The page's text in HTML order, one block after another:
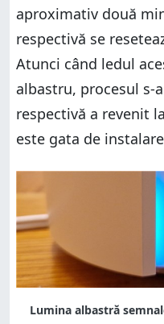
aproximativ două
respectivă se
Atunci când ledul
albastru, procesul s-
respectivă a revenit
este gata de